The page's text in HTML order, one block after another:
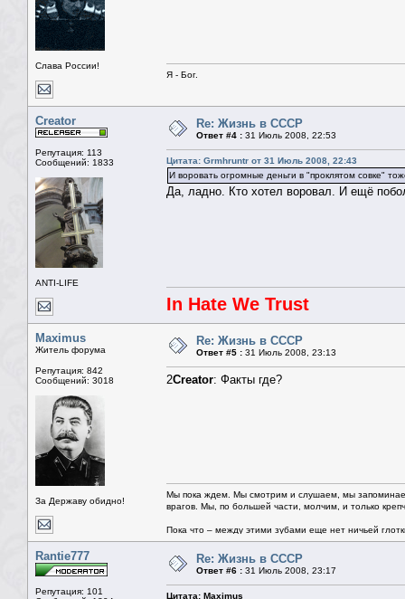
Слава России!
Я - Бог.
Creator
Репутация: 113
Сообщений: 1833
ANTI-LIFE
Re: Жизнь в СССР
Ответ #4 : 31 Июль 2008, 22:53
Цитата: Grmhruntr от 31 Июль 2008, 22:43
И воровать огромные деньги в "проклятом совке"
Да, ладно. Кто хотел воровал. И ещё
In Hate We Trust
Maximus
Житель форума
Репутация: 842
Сообщений: 3018
За Державу обидно!
Re: Жизнь в СССР
Ответ #5 : 31 Июль 2008, 23:13
2Creator: Факты где?
Мы пока ждем. Мы смотрим и слушаем, мы
врагов. Мы, по большей части, молчим, и только
Пока что – между этими зубами еще нет ничьей
Rantie777
Репутация: 101
Re: Жизнь в СССР
Ответ #6 : 31 Июль 2008, 23:17
Цитата: Maximus